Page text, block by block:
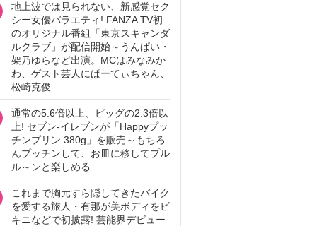
地上波では見られない、新感覚セク
シー女優バラエティ! FANZA TV初
のオリジナル番組「東京スキャンダ
ルクラブ」が配信開始～うんぱい・
架乃ゆらなど出演。MCはみなみか
わ、ゲスト芸人にぱーてぃちゃん、
松崎克俊
通常の5.6倍以上、ビッグの2.3倍以
上! セブン‐イレブンが「Happyプッ
チンプリン 380g」を販売～もちろ
んプッチンして、お皿に移してプル
ル～ンと楽しめる
これまで胸元すら隠してきたバイク
を愛する旅人・有那が美ボディをビ
キニなどで初披露! 芸能界デビュー